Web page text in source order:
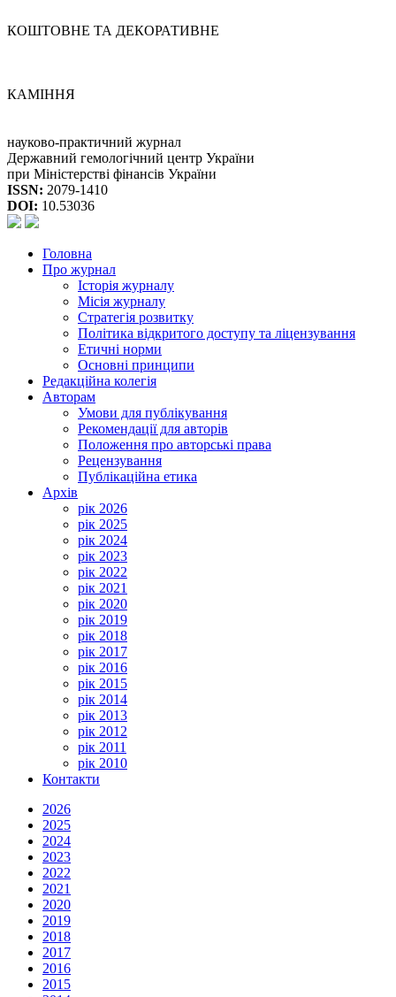
КОШТОВНЕ ТА ДЕКОРАТИВНЕ
КАМІННЯ
науково-практичний журнал
Державний гемологічний центр України
при Міністерстві фінансів України
ISSN: 2079-1410
DOI: 10.53036
Головна
Про журнал
Історія журналу
Місія журналу
Стратегія розвитку
Політика відкритого доступу та ліцензування
Етичні норми
Основні принципи
Редакційна колегія
Авторам
Умови для публікування
Рекомендації для авторів
Положення про авторські права
Рецензування
Публікаційна етика
Архів
рік 2026
рік 2025
рік 2024
рік 2023
рік 2022
рік 2021
рік 2020
рік 2019
рік 2018
рік 2017
рік 2016
рік 2015
рік 2014
рік 2013
рік 2012
рік 2011
рік 2010
Контакти
2026
2025
2024
2023
2022
2021
2020
2019
2018
2017
2016
2015